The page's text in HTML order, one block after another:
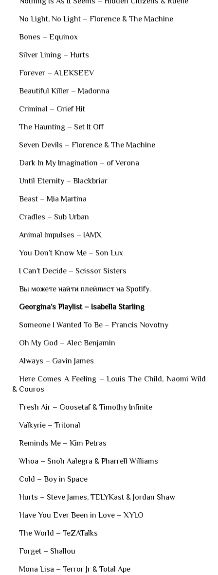
No Light, No Light – Florence & The Machine
Bones – Equinox
Silver Lining – Hurts
Forever – ALEKSEEV
Beautiful Killer – Madonna
Criminal – Grief Hit
The Haunting – Set It Off
Seven Devils – Florence & The Machine
Dark In My Imagination – of Verona
Until Eternity – Blackbriar
Beast – Mia Martina
Cradles – Sub Urban
Animal Impulses – IAMX
You Don’t Know Me – Son Lux
I Can’t Decide – Scissor Sisters
Вы можете найти плейлист на Spotify.
Georgina’s Playlist – Isabella Starling
Someone I Wanted To Be – Francis Novotny
Oh My God – Alec Benjamin
Always – Gavin James
Here Comes A Feeling – Louis The Child, Naomi Wild
& Couros
Fresh Air – Goosetaf & Timothy Infinite
Valkyrie – Tritonal
Reminds Me – Kim Petras
Whoa – Snoh Aalegra & Pharrell Williams
Cold – Boy in Space
Hurts – Steve James, TELYKast & Jordan Shaw
Have You Ever Been in Love – XYLO
The World – TeZATalks
Forget – Shallou
Mona Lisa – Terror Jr & Total Ape